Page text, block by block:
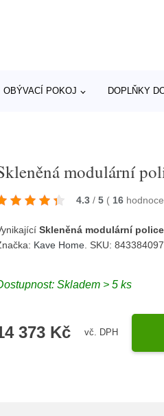
OBÝVACÍ POKOJ DOPLŇKY
modulární
4.3 / 5 ( 16
Skleněná modulární
Kave Home . SKU:
Skladem > 5 ks
373 Kč vč. DPH